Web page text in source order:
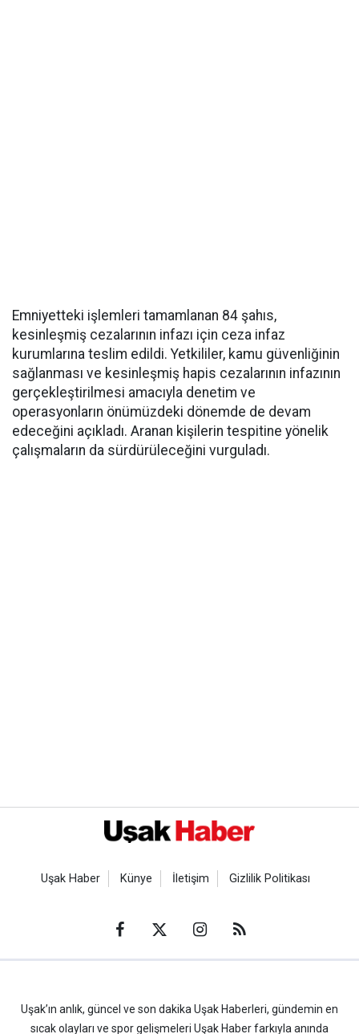
Emniyetteki işlemleri tamamlanan 84 şahıs,
kesinleşmiş cezalarının infazı için ceza infaz
kurumlarına teslim edildi. Yetkililer, kamu güvenliğinin
sağlanması ve kesinleşmiş hapis cezalarının infazının
gerçekleştirilmesi amacıyla denetim ve
operasyonların önümüzdeki dönemde de devam
edeceğini açıkladı. Aranan kişilerin tespitine yönelik
çalışmaların da sürdürüleceğini vurguladı.
Uşak Haber Künye İletişim Gizlilik Politikası
Uşak’ın anlık, güncel ve son dakika Uşak Haberleri, gündemin en
sıcak olayları ve spor gelişmeleri Uşak Haber farkıyla anında